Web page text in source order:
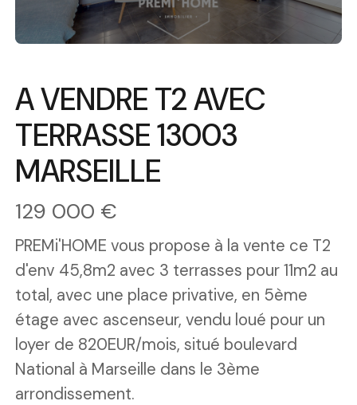
A VENDRE T2 AVEC
TERRASSE 13003
MARSEILLE
129 000 €
PREMi'HOME vous propose à la vente ce T2
d'env 45,8m2 avec 3 terrasses pour 11m2 au
total, avec une place privative, en 5ème
étage avec ascenseur, vendu loué pour un
loyer de 820EUR/mois, situé boulevard
National à Marseille dans le 3ème
arrondissement.